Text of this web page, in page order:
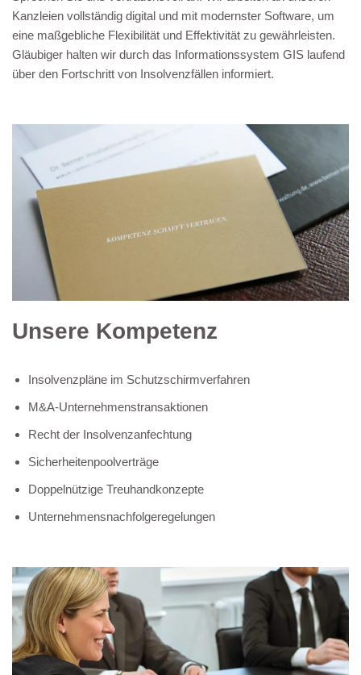
Kanzleien vollständig digital und mit modernster Software, um
eine maßgebliche Flexibilität und Effektivität zu gewährleisten.
Gläubiger halten wir durch das Informationssystem GIS laufend
über den Fortschritt von Insolvenzfällen informiert.
Unsere Kompetenz
Insolvenzpläne im Schutzschirmverfahren
M&A-Unternehmenstransaktionen
Recht der Insolvenzanfechtung
Sicherheitenpoolverträge
Doppelnützige Treuhandkonzepte
Unternehmensnachfolgeregelungen